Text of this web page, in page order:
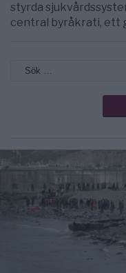
styrda
central byråkrati, ett